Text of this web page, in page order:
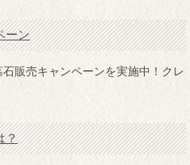
ーン
販売キャンペーンを実施中！クレ
？